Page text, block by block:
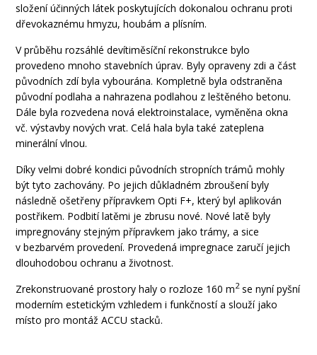
složení účinných látek poskytujících dokonalou ochranu proti
dřevokaznému hmyzu, houbám a plísním.
V průběhu rozsáhlé devítiměsíční rekonstrukce bylo
provedeno mnoho stavebních úprav. Byly opraveny zdi a část
původních zdí byla vybourána. Kompletně byla odstraněna
původní podlaha a nahrazena podlahou z leštěného betonu.
Dále byla rozvedena nová elektroinstalace, vyměněna okna
vč. výstavby nových vrat. Celá hala byla také zateplena
minerální vlnou.
Díky velmi dobré kondici původních stropních trámů mohly
být tyto zachovány. Po jejich důkladném zbroušení byly
následně ošetřeny přípravkem Opti F+, který byl aplikován
postřikem. Podbití latěmi je zbrusu nové. Nové latě byly
impregnovány stejným přípravkem jako trámy, a sice
v bezbarvém provedení. Provedená impregnace zaručí jejich
dlouhodobou ochranu a životnost.
Zrekonstruované prostory haly o rozloze 160 m2 se nyní pyšní
moderním estetickým vzhledem i funkčností a slouží jako
místo pro montáž ACCU stacků.